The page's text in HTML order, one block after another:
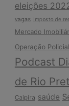
eleições
vagas
Imposto de
Mercado
Operação Policial
Podcast
de Rio
Caipira saúde